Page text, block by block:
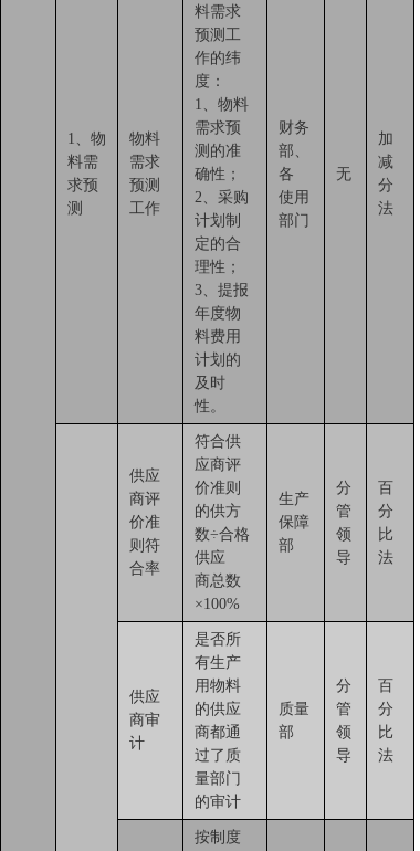
1、物
料需
求预
测
物料
需求
预测
工作
料需求
预测工
作的纬
度：
1、物料
需求预
测的准
确性；
2、采购
计划制
定的合
理性；
3、提报
年度物
料费用
计划的
及时
性。
财务
部、
各
使用
部门
无
加
减
分
法
供应
商评
价准
则符
合率
符合供
应商评
价准则
的供方
数÷合格
供应
商总数
×100%
生产
保障
部
分
管
领
导
百
分
比
法
供应
商审
计
是否所
有生产
用物料
的供应
商都通
过了质
量部门
的审计
质量
部
分
管
领
导
百
分
比
法
按制度